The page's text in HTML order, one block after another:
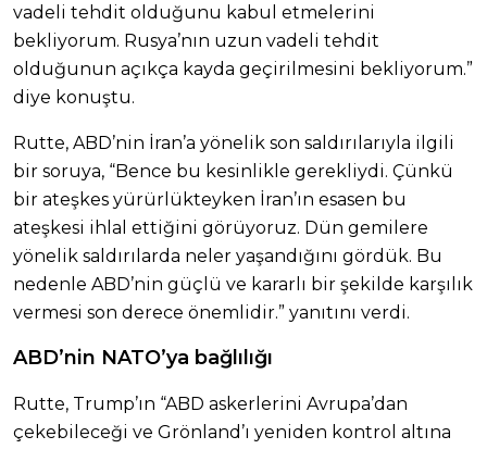
vadeli tehdit olduğunu kabul etmelerini
bekliyorum. Rusya’nın uzun vadeli tehdit
olduğunun açıkça kayda geçirilmesini bekliyorum.”
diye konuştu.
Rutte, ABD’nin İran’a yönelik son saldırılarıyla ilgili
bir soruya, “Bence bu kesinlikle gerekliydi. Çünkü
bir ateşkes yürürlükteyken İran’ın esasen bu
ateşkesi ihlal ettiğini görüyoruz. Dün gemilere
yönelik saldırılarda neler yaşandığını gördük. Bu
nedenle ABD’nin güçlü ve kararlı bir şekilde karşılık
vermesi son derece önemlidir.” yanıtını verdi.
ABD’nin NATO’ya bağlılığı
Rutte, Trump’ın “ABD askerlerini Avrupa’dan
çekebileceği ve Grönland’ı yeniden kontrol altına